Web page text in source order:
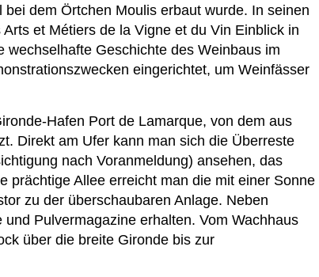
dem Örtchen Moulis erbaut wurde. In seinen
et Métiers de la Vigne et du Vin Einblick in
Geschichte des Weinbaus im
eingerichtet, um Weinfässer
Hafen Port de Lamarque, von dem aus
Direkt am Ufer kann man sich die Überreste
nach Voranmeldung) ansehen, das
prächtige Allee erreicht man die mit einer Sonne
zu der überschaubaren Anlage. Neben
Pulvermagazine erhalten. Vom Wachhaus
über die breite Gironde bis zur